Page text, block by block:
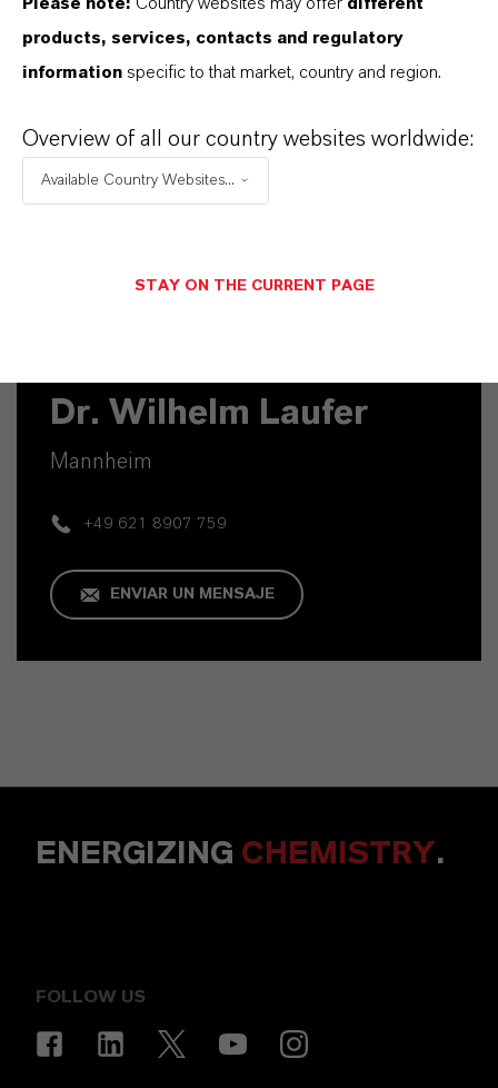
Contacto comercial
Jens Pfaffmann
Dr. Wilhelm Laufer
Mannheim
+49 621 8907 759
ENVIAR UN MENSAJE
ENERGIZING CHEMISTRY.
FOLLOW US
products, services, contacts and regulatory
information specific to that market, country and region.
Overview of all our country websites worldwide:
Available Country Websites...
STAY ON THE CURRENT PAGE